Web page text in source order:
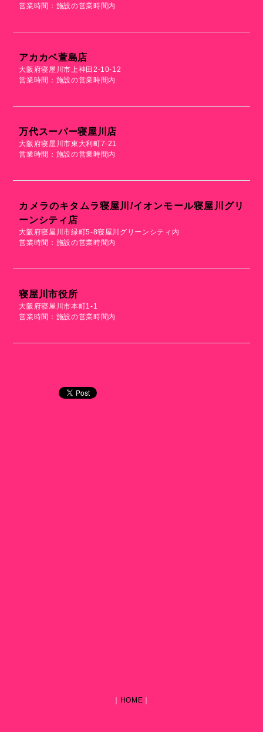
営業時間：施設の営業時間内
アカカベ萱島店
大阪府寝屋川市上神田2-10-12
営業時間：施設の営業時間内
万代スーパー寝屋川店
大阪府寝屋川市東大利町7-21
営業時間：施設の営業時間内
カメラのキタムラ寝屋川/イオンモール寝屋川グリ
ーンシティ店
大阪府寝屋川市緑町5-8寝屋川グリーンシティ内
営業時間：施設の営業時間内
寝屋川市役所
大阪府寝屋川市本町1-1
営業時間：施設の営業時間内
HOME